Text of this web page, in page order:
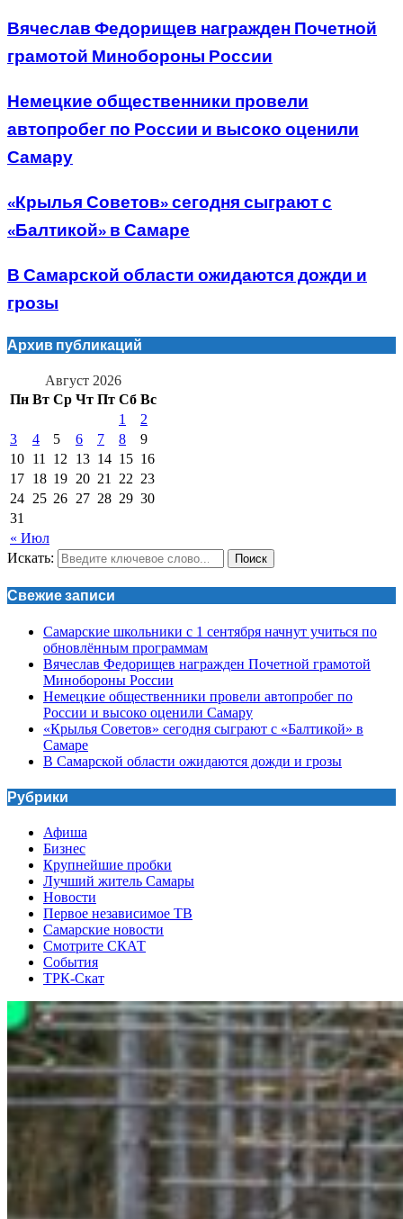
Вячеслав Федорищев награжден Почетной
грамотой Минобороны России
Немецкие общественники провели
автопробег по России и высоко оценили
Самару
«Крылья Советов» сегодня сыграют с
«Балтикой» в Самаре
В Самарской области ожидаются дожди и
грозы
Архив публикаций
Август 2026
Пн Вт Ср Чт Пт Сб Вс
« Июл
1
2
3
4 5 6 7 8
9
10 11 12 13 14 15 16
17 18 19 20 21 22 23
24 25 26 27 28 29 30
31
Искать: Поиск
Свежие записи
Самарские школьники с 1 сентября начнут учиться по
обновлённым программам
Вячеслав Федорищев награжден Почетной грамотой
Минобороны России
Немецкие общественники провели автопробег по
России и высоко оценили Самару
«Крылья Советов» сегодня сыграют с «Балтикой» в
Самаре
В Самарской области ожидаются дожди и грозы
Рубрики
Афиша
Бизнес
Крупнейшие пробки
Лучший житель Самары
Новости
Первое независимое ТВ
Самарские новости
Смотрите СКАТ
События
ТРК-Скат